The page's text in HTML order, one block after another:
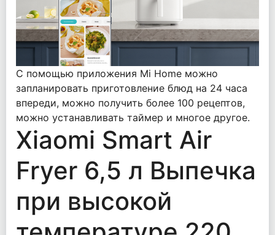
С помощью приложения Mi Home можно
запланировать приготовление блюд на 24 часа
впереди, можно получить более 100 рецептов,
можно устанавливать таймер и многое другое.
Xiaomi Smart Air
Fryer 6,5 л Выпечка
при высокой